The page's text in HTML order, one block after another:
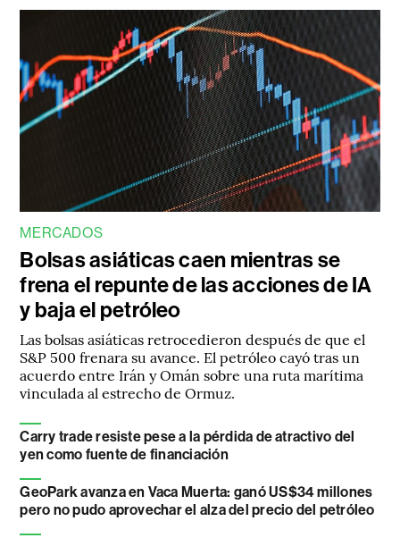
MERCADOS
Bolsas asiáticas caen mientras se
frena el repunte de las acciones de IA
y baja el petróleo
Las bolsas asiáticas retrocedieron después de que el
S&P 500 frenara su avance. El petróleo cayó tras un
acuerdo entre Irán y Omán sobre una ruta marítima
vinculada al estrecho de Ormuz.
Carry trade resiste pese a la pérdida de atractivo del
yen como fuente de financiación
GeoPark avanza en Vaca Muerta: ganó US$34 millones
pero no pudo aprovechar el alza del precio del petróleo